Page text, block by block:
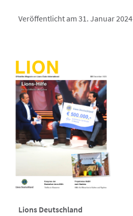
Veröffentlicht am 31. Januar 2024
Lions Deutschland